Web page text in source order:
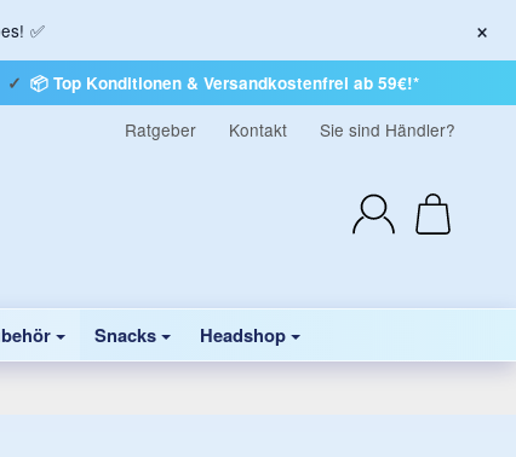
✅ ×
📦 Top Konditionen & Versandkostenfrei ab 59€!*
Ratgeber Kontakt Sie sind Händler?
Snacks Headshop